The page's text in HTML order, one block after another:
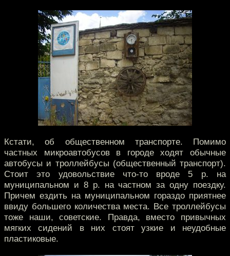
Кстати, об общественном транспорте. Помимо
частных микроавтобусов в городе ходят обычные
автобусы и троллейбусы (общественный транспорт).
Стоит это удовольствие что-то вроде 5 р. на
муниципальном и 8 р. на частном за одну поездку.
Причем ездить на муниципальном гораздо приятнее
ввиду большего количества места. Все троллейбусы
тоже наши, советские. Правда, вместо привычных
мягких сидений в них стоят узкие и неудобные
пластиковые.